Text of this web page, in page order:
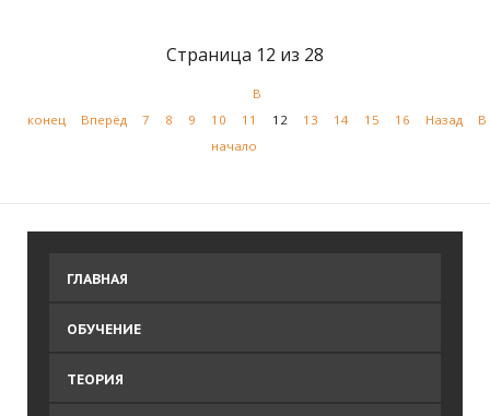
Страница 12 из 28
В
конец
Вперёд 7 8 9 10 11 12 13 14 15 16 Назад
В
начало
ГЛАВНАЯ
ОБУЧЕНИЕ
ТЕОРИЯ